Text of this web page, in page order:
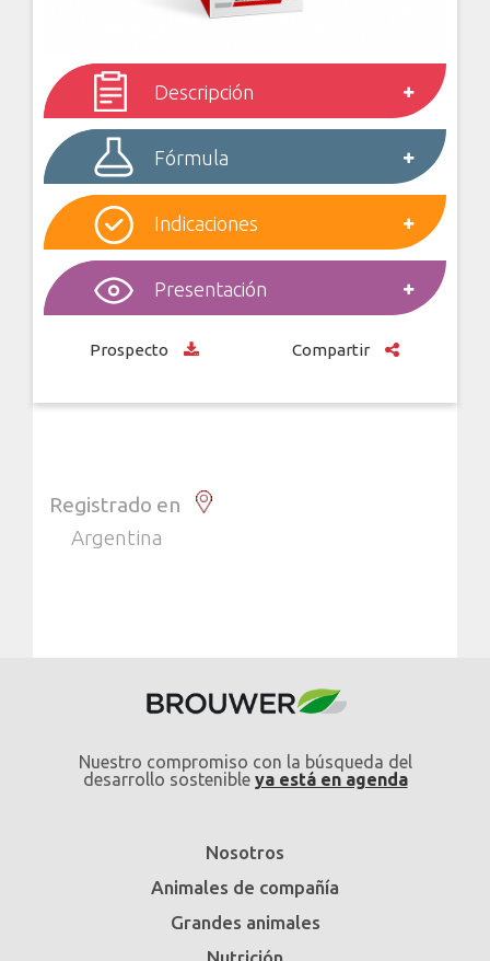
Descripción
Fórmula
Indicaciones
Presentación
Prospecto Compartir
Registrado en
Argentina
Nuestro compromiso con la búsqueda del
desarrollo sostenible ya está en agenda
Nosotros
Animales de compañía
Grandes animales